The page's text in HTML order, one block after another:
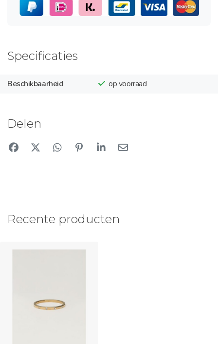
Specificaties
Beschikbaarheid op voorraad
Delen
Recente producten